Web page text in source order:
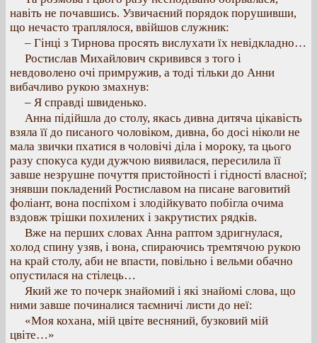
навіть не почавшись. Узвичаєний порядок порушивши,
що нечасто траплялося, ввійшов служник:
– Гінці з Тирнова просять вислухати їх невідкладно…
Ростислав Михайлович скривився з того і
невдоволено очі примружив, а тоді тільки до Анни
вибачливо рукою змахнув:
– Я справді швиденько.
Анна підійшла до столу, якась дивна дитяча цікавість
взяла її до писаного чоловіком, дивна, бо досі ніколи не
мала звички пхатися в чоловічі діла і мороку, та цього
разу спокуса куди дужчою виявилася, пересилила її
завше незрушне почуття пристойності і гідності власної;
знявши покладений Ростиславом на писане ваговитий
фоліант, вона поспіхом і злодійкувато побігла очима
вздовж трішки похилених і закрутистих рядків.
Вже на перших словах Анна раптом здригнулася,
холод спину узяв, і вона, спираючись тремтячою рукою
на край столу, аби не впасти, повільно і вельми обачно
опустилася на стілець…
Який же то почерк знайомий і які знайомі слова, що
ними завше починалися таємничі листи до неї:
«Моя кохана, мій цвіте весняний, бузковий мій
цвіте…»